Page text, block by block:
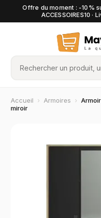
Offre du moment : -10%
ACCESSOIRES10
Accueil › Armoires ›
miroir